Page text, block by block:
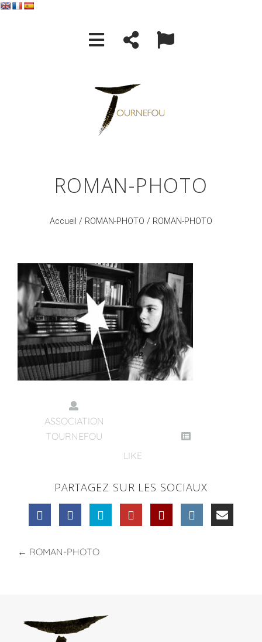
ROMAN-PHOTO
Accueil / ROMAN-PHOTO / ROMAN-PHOTO
ASSOCIATION
TOURNEFOU
LIKE
PARTAGEZ SUR LES SOCIAUX
← ROMAN-PHOTO